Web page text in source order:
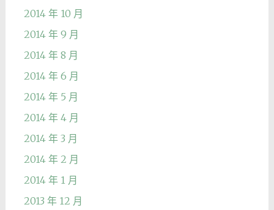
2014 年 10 月
2014 年 9 月
2014 年 8 月
2014 年 6 月
2014 年 5 月
2014 年 4 月
2014 年 3 月
2014 年 2 月
2014 年 1 月
2013 年 12 月